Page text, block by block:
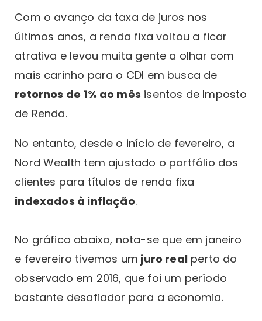
Com o avanço da taxa de juros nos
últimos anos, a renda fixa voltou a ficar
atrativa e levou muita gente a olhar com
mais carinho para o CDI em busca de
retornos de 1% ao mês isentos de Imposto
de Renda.
No entanto, desde o início de fevereiro, a
Nord Wealth tem ajustado o portfólio dos
clientes para títulos de renda fixa
indexados à inflação.
No gráfico abaixo, nota-se que em janeiro
e fevereiro tivemos um juro realperto do
observado em 2016, que foi um período
bastante desafiador para a economia.